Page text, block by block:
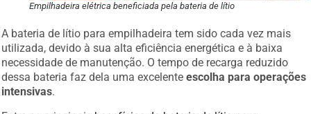
Empilhadeira elétrica beneficiada pela bateria de lítio
A bateria de lítio para empilhadeira tem sido cada vez mais
utilizada, devido à sua alta eficiência energética e à baixa
necessidade de manutenção. O tempo de recarga reduzido
dessa bateria faz dela uma excelenteescolha para operações
intensivas.